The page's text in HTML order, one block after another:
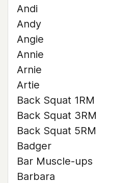
Andi
Andy
Angie
Annie
Arnie
Artie
Back Squat 1RM
Back Squat 3RM
Back Squat 5RM
Badger
Bar Muscle-ups
Barbara